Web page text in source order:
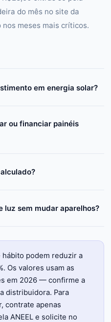
do mês no site da
nos meses mais críticos.
em energia solar?
ou financiar painéis
luz sem mudar aparelhos?
hábito podem reduzir a
Os valores usam as
em 2026 — confirme a
distribuidora. Para
contrate apenas
ANEEL e solicite no